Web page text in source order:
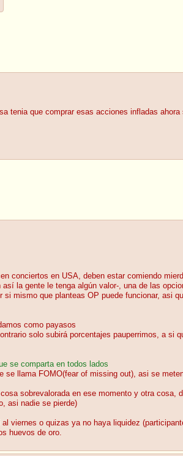
tenia que comprar esas acciones infladas
conciertos en USA, deben estar comiendo
la gente le tenga algún valor-, una de las
mismo que planteas OP puede funcionar, asi
como payasos
solo subirá porcentajes pauperrimos, a si
se comparta en todos lados
se llama FOMO(fear of missing out), asi se
sobrevalorada en ese momento y otra
asi nadie se pierde)
viernes o quizas ya no haya liquidez
huevos de oro.